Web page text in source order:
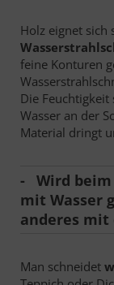
Holz eignet sich
feine Konturen
Die
Wasser an der
Material dringt
Wird
mit Wasser
anderes mit
Man schneidet